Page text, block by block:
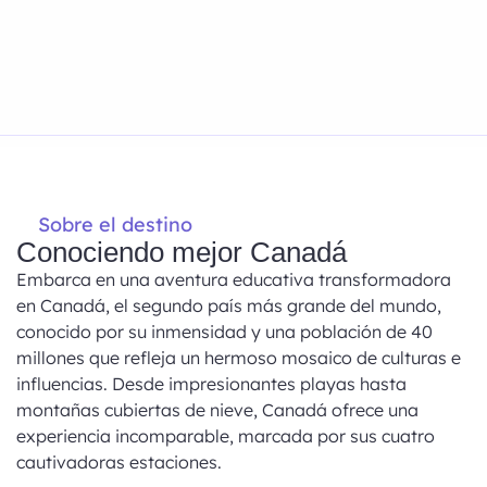
Sobre el destino
Conociendo mejor Canadá
Embarca en una aventura educativa transformadora
en Canadá, el segundo país más grande del mundo,
conocido por su inmensidad y una población de 40
millones que refleja un hermoso mosaico de culturas e
influencias. Desde impresionantes playas hasta
montañas cubiertas de nieve, Canadá ofrece una
experiencia incomparable, marcada por sus cuatro
cautivadoras estaciones.